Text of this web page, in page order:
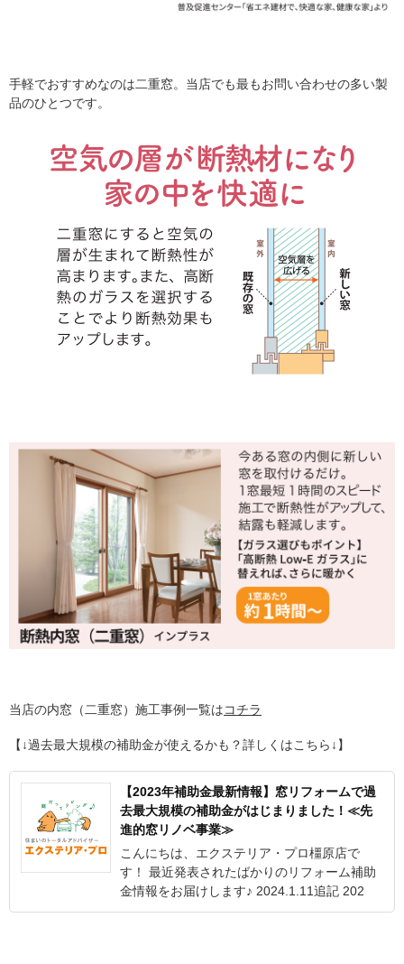
手軽でおすすめなのは二重窓。当店でも最もお問い合わせの多い製
品のひとつです。
当店の内窓（二重窓）施工事例一覧はコチラ
【↓過去最大規模の補助金が使えるかも？詳しくはこちら↓】
【2023年補助金最新情報】窓リフォームで過
去最大規模の補助金がはじまりました！≪先
進的窓リノベ事業≫
こんにちは、エクステリア・プロ橿原店で
す！ 最近発表されたばかりのリフォーム補助
金情報をお届けします♪ 2024.1.11追記 202